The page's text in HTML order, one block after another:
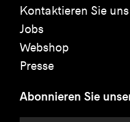
Kontaktieren Sie uns
Jobs
Webshop
Presse
Abonnieren Sie